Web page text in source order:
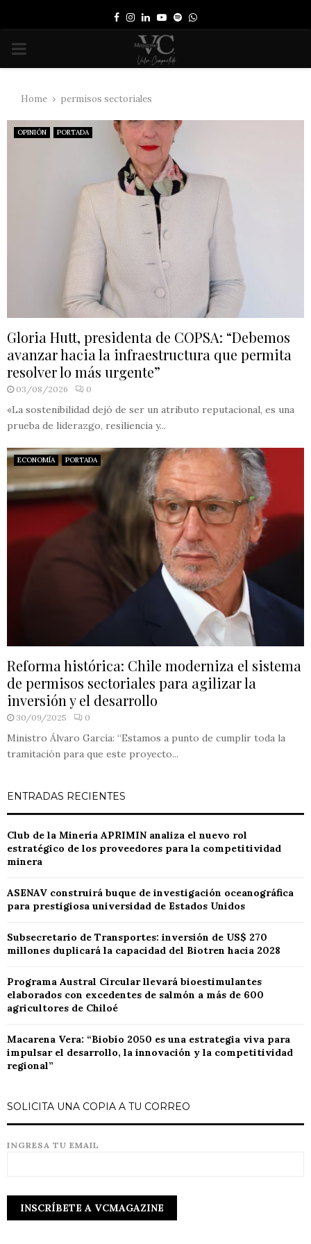
Facebook
Instagram
LinkedinYoutube
SpotifyWhatsapp
PRIMARY
Home permisos sectoriales
OPINIÓN PORTADA
Gloria Hutt, presidenta de COPSA: “Debemos
avanzar hacia la infraestructura que permita
resolver lo más urgente”
03/08/2026 0
«La sostenibilidad dejó de ser un atributo reputacional, es una
prueba de liderazgo, resiliencia y...
ECONOMÍA PORTADA
Reforma histórica: Chile moderniza el sistema
de permisos sectoriales para agilizar la
inversión y el desarrollo
30/09/2025 0
Ministro Álvaro García: “Estamos a punto de cumplir toda la
tramitación para que este proyecto...
ENTRADAS RECIENTES
Club de la Minería APRIMIN analiza el nuevo rol
estratégico de los proveedores para la competitividad
minera
ASENAV construirá buque de investigación oceanográfica
para prestigiosa universidad de Estados Unidos
Subsecretario de Transportes: inversión de US$ 270
millones duplicará la capacidad del Biotren hacia 2028
Programa Austral Circular llevará bioestimulantes
elaborados con excedentes de salmón a más de 600
agricultores de Chiloé
Macarena Vera: “Biobío 2050 es una estrategia viva para
impulsar el desarrollo, la innovación y la competitividad
regional”
SOLICITA UNA COPIA A TU CORREO
INGRESA TU EMAIL